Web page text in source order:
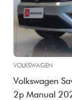
VOLKSWAGEN
Volkswagen
2p Manual